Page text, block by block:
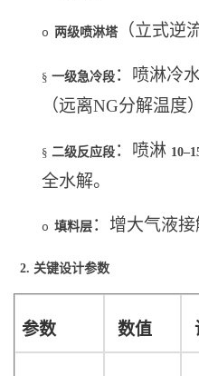
o 两级喷淋塔（立式逆
§ 一级急冷段 ：喷淋冷
（远离NG分解温度
§ 二级反应段 ：喷淋
全水解。
o 填料层 ：增大气液接
2. 关键设计参数
参数 数值